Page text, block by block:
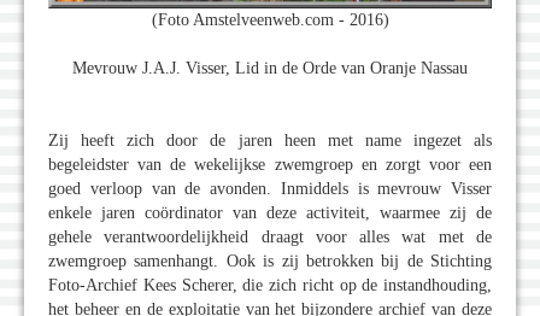
(Foto Amstelveenweb.com - 2016)
Mevrouw J.A.J. Visser, Lid in de Orde van Oranje Nassau
Zij heeft zich door de jaren heen met name ingezet als
begeleidster van de wekelijkse zwemgroep en zorgt voor een
goed verloop van de avonden. Inmiddels is mevrouw Visser
enkele jaren coördinator van deze activiteit, waarmee zij de
gehele verantwoordelijkheid draagt voor alles wat met de
zwemgroep samenhangt. Ook is zij betrokken bij de Stichting
Foto-Archief Kees Scherer, die zich richt op de instandhouding,
het beheer en de exploitatie van het bijzondere archief van deze